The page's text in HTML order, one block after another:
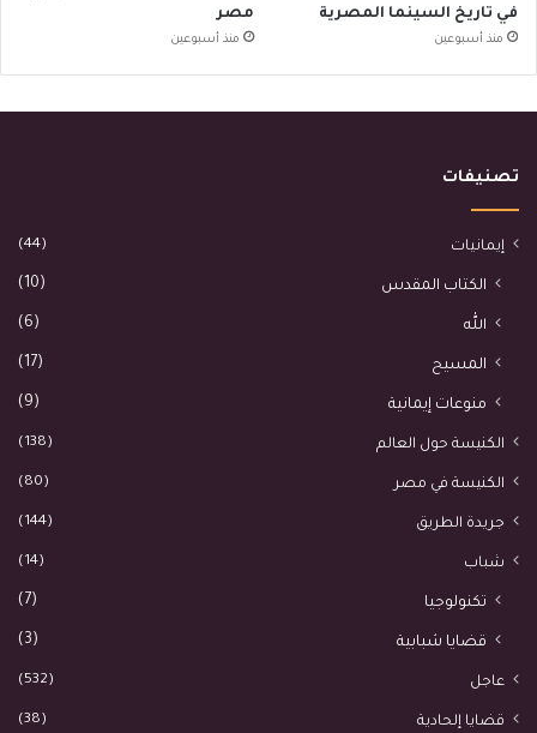
في تاريخ السينما المصرية
منذ أسبوعين
مصر
منذ أسبوعين
تصنيفات
إيمانيات (44)
الكتاب المقدس (10)
الله (6)
المسيح (17)
منوعات إيمانية (9)
الكنيسة حول العالم (138)
الكنيسة في مصر (80)
جريدة الطريق (144)
شباب (14)
تكنولوجيا (7)
قضايا شبابية (3)
عاجل (532)
قضايا إلحادية (38)